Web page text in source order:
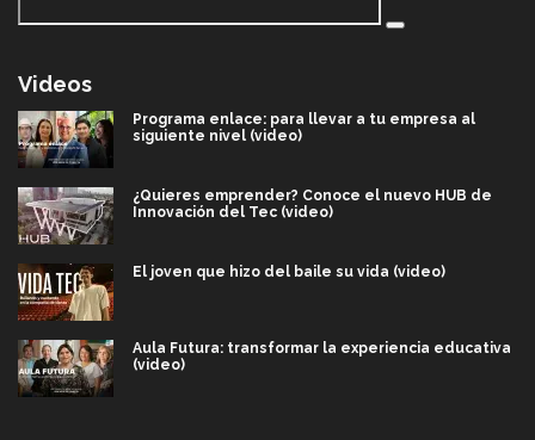
Videos
Programa enlace: para llevar a tu empresa al
siguiente nivel (video)
¿Quieres emprender? Conoce el nuevo HUB de
Innovación del Tec (video)
El joven que hizo del baile su vida (video)
Aula Futura: transformar la experiencia educativa
(video)